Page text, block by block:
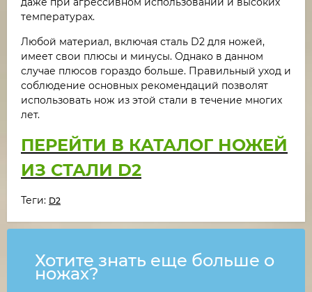
температурах.
Любой материал, включая сталь D2 для ножей,
имеет свои плюсы и минусы. Однако в данном
случае плюсов гораздо больше. Правильный уход и
соблюдение основных рекомендаций позволят
использовать нож из этой стали в течение многих
лет.
ПЕРЕЙТИ В КАТАЛОГ НОЖЕЙ
ИЗ СТАЛИ D2
Теги: D2
Хотите знать еще больше о
ножах?